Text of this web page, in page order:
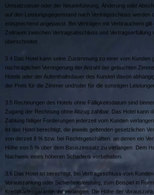
Umsatzsteuer oder der Neueinführung, Änderung oder
auf den Leistungsgegenstand nach Vertragsschluss werden
entsprechend angepasst. Bei Verträgen mit Verbrauchern
Zeitraum zwischen Vertragsabschluss und Vertragserfüllung
überschreitet.
3.4 Das Hotel kann seine Zustimmung zu einer vom Kunden
nachträglichen Verringerung der Anzahl der gebuchten
Hotels oder der Aufenthaltsdauer des Kunden davon
der Preis für die Zimmer und/oder für die sonstigen
3.5 Rechnungen des Hotels ohne Fälligkeitsdatum sind
Zugang der Rechnung ohne Abzug zahlbar. Das Hotel kann
Zahlung fälliger Forderungen jederzeit vom Kunden
ist das Hotel berechtigt, die jeweils geltenden gesetzlichen
von derzeit 8 % bzw. bei Rechtsgeschäften, an denen ein
Höhe von 5 % über dem Basiszinssatz zu verlangen. Dem
Nachweis eines höheren Schadens vorbehalten.
3.6 Das Hotel ist berechtigt, bei Vertragsschluss vom
Vorauszahlung oder Sicherheitsleistung, zum Beispiel in
Kreditkartengarantie, zu verlangen. Die Höhe der